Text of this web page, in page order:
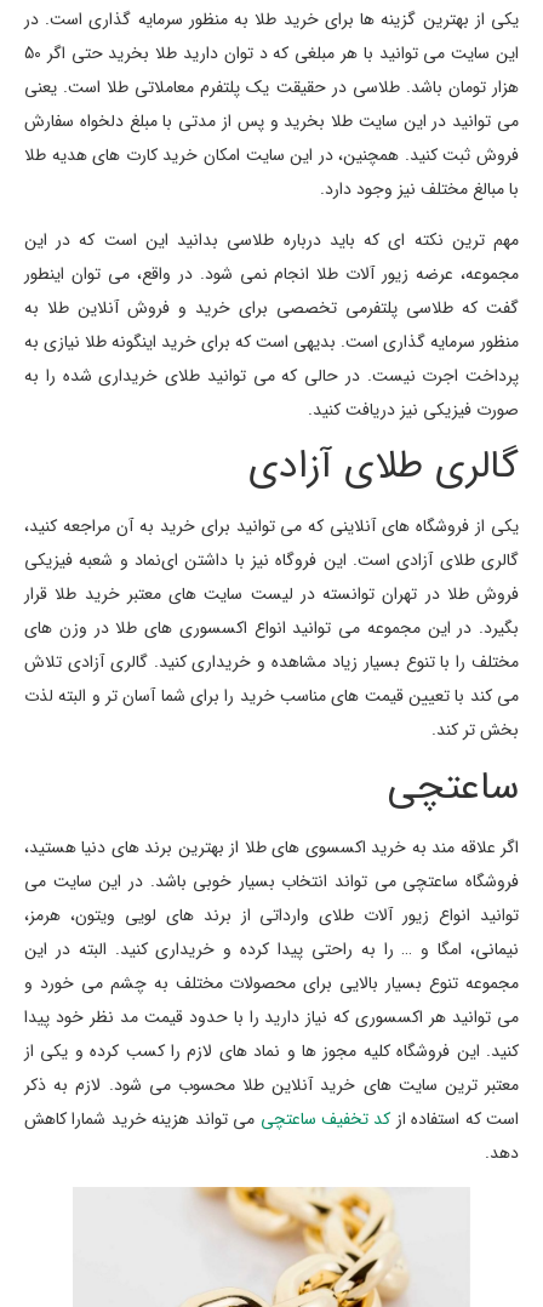
یکی از بهترین گزینه ها برای خرید طلا به منظور سرمایه گذاری است. در
این سایت می توانید با هر مبلغی که د توان دارید طلا بخرید حتی اگر 50
هزار تومان باشد. طلاسی در حقیقت یک پلتفرم معاملاتی طلا است. یعنی
می توانید در این سایت طلا بخرید و پس از مدتی با مبلغ دلخواه سفارش
فروش ثبت کنید. همچنین، در این سایت امکان خرید کارت های هدیه طلا
با مبالغ مختلف نیز وجود دارد.
مهم ترین نکته ای که باید درباره طلاسی بدانید این است که در این
مجموعه، عرضه زیور آلات طلا انجام نمی شود. در واقع، می توان اینطور
گفت که طلاسی پلتفرمی تخصصی برای خرید و فروش آنلاین طلا به
منظور سرمایه گذاری است. بدیهی است که برای خرید اینگونه طلا نیازی به
پرداخت اجرت نیست. در حالی که می توانید طلای خریداری شده را به
صورت فیزیکی نیز دریافت کنید.
گالری طلای آزادی
یکی از فروشگاه های آنلاینی که می توانید برای خرید به آن مراجعه کنید،
گالری طلای آزادی است. این فروگاه نیز با داشتن ای‌نماد و شعبه فیزیکی
فروش طلا در تهران توانسته در لیست سایت های معتبر خرید طلا قرار
بگیرد. در این مجموعه می توانید انواع اکسسوری های طلا در وزن های
مختلف را با تنوع بسیار زیاد مشاهده و خریداری کنید. گالری آزادی تلاش
می کند با تعیین قیمت های مناسب خرید را برای شما آسان تر و البته لذت
بخش تر کند.
ساعتچی
اگر علاقه مند به خرید اکسسوی های طلا از بهترین برند های دنیا هستید،
فروشگاه ساعتچی می تواند انتخاب بسیار خوبی باشد. در این سایت می
توانید انواع زیور آلات طلای وارداتی از برند های لویی ویتون، هرمز،
نیمانی، امگا و … را به راحتی پیدا کرده و خریداری کنید. البته در این
مجموعه تنوع بسیار بالایی برای محصولات مختلف به چشم می خورد و
می توانید هر اکسسوری که نیاز دارید را با حدود قیمت مد نظر خود پیدا
کنید. این فروشگاه کلیه مجوز ها و نماد های لازم را کسب کرده و یکی از
معتبر ترین سایت های خرید آنلاین طلا محسوب می شود. لازم به ذکر
است که استفاده از کد تخفیف ساعتچی می تواند هزینه خرید شمارا کاهش
دهد.